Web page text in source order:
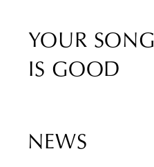
YOUR SONG
IS GOOD
NEWS